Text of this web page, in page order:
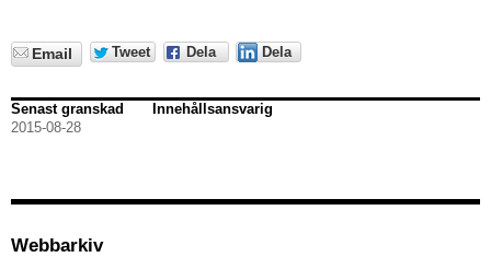
Email Tweet Dela Dela
Senast granskad
2015-08-28
Innehållsansvarig
Webbarkiv